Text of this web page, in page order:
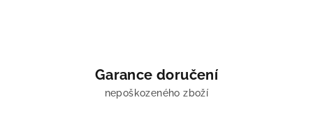
Garance doručení
nepoškozeného zboží